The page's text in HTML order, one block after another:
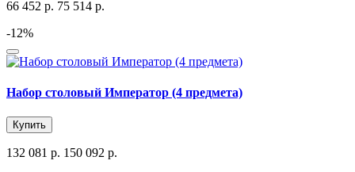
66 452 р. 75 514 р.
-12%
Набор столовый Император (4 предмета)
Купить
132 081 р. 150 092 р.